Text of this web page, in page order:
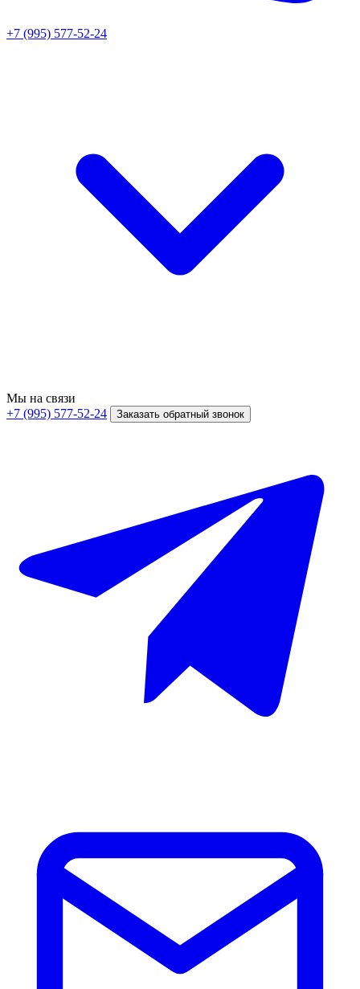
+7 (995) 577-52-24
Мы на связи
+7 (995) 577-52-24
Заказать обратный звонок